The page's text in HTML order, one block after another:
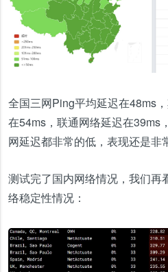
全国三网Ping平均延迟在48ms
在54ms，联通网络延迟在39ms
网延迟都非常的低，表现还是非
测试完了国内网络情况，我们再
络稳定性情况：